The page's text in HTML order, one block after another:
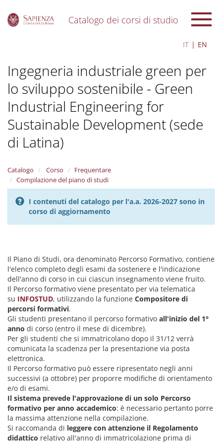
Catalogo dei corsi di studio
IT EN
Ingegneria industriale green per
lo sviluppo sostenibile - Green
Industrial Engineering for
Sustainable Development (sede
di Latina)
Catalogo Corso
Frequentare
Compilazione del piano di studi
I contenuti del catalogo per l'a.a. 2026-2027 sono in
corso di aggiornamento
Il Piano di Studi, ora denominato Percorso Formativo, contiene
l'elenco completo degli esami da sostenere e l'indicazione
dell'anno di corso in cui ciascun insegnamento viene fruito.
Il Percorso formativo viene presentato per via telematica
su INFOSTUD, utilizzando la funzione Compositore di
percorsi formativi.
Gli studenti presentano il percorso formativo all'inizio del 1°
anno di corso (entro il mese di dicembre).
Per gli studenti che si immatricolano dopo il 31/12 verrà
comunicata la scadenza per la presentazione via posta
elettronica.
Il Percorso formativo può essere ripresentato negli anni
successivi (a ottobre) per proporre modifiche di orientamento
e/o di esami.
Il sistema prevede l'approvazione di un solo Percorso
formativo per anno accademico: è necessario pertanto porre
la massima attenzione nella compilazione.
Si raccomanda di leggere con attenzione il Regolamento
didattico relativo all'anno di immatricolazione prima di